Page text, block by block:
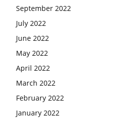
September 2022
July 2022
June 2022
May 2022
April 2022
March 2022
February 2022
January 2022